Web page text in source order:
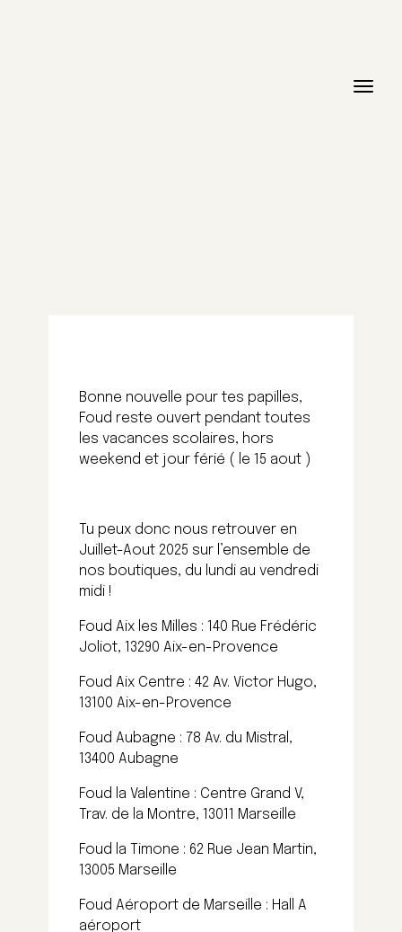
Bonne nouvelle pour tes papilles,
Foud reste ouvert pendant toutes
les vacances scolaires, hors
weekend et jour férié ( le 15 aout )
Tu peux donc nous retrouver en
Juillet-Aout 2025 sur l’ensemble de
nos boutiques, du lundi au vendredi
midi !
Foud Aix les Milles : 140 Rue Frédéric
Joliot, 13290 Aix-en-Provence
Foud Aix Centre : 42 Av. Victor Hugo,
13100 Aix-en-Provence
Foud Aubagne : 78 Av. du Mistral,
13400 Aubagne
Foud la Valentine : Centre Grand V,
Trav. de la Montre, 13011 Marseille
Foud la Timone : 62 Rue Jean Martin,
13005 Marseille
Foud Aéroport de Marseille : Hall A
aéroport